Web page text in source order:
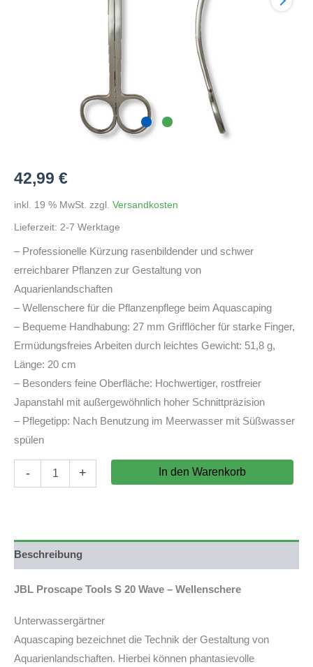
42,99 €
inkl. 19 % MwSt. zzgl. Versandkosten
Lieferzeit: 2-7 Werktage
– Professionelle Kürzung rasenbildender und schwer
erreichbarer Pflanzen zur Gestaltung von
Aquarienlandschaften
– Wellenschere für die Pflanzenpflege beim Aquascaping
– Bequeme Handhabung: 27 mm Grifflöcher für starke Finger,
Ermüdungsfreies Arbeiten durch leichtes Gewicht: 51,8 g,
Länge: 20 cm
– Besonders feine Oberfläche: Hochwertiger, rostfreier
Japanstahl mit außergewöhnlich hoher Schnittpräzision
– Pflegetipp: Nach Benutzung im Meerwasser mit Süßwasser
spülen
-
Proscape
Menge
+ In den Warenkorb
Beschreibung
JBL Proscape Tools S 20 Wave – Wellenschere
Unterwassergärtner
Aquascaping bezeichnet die Technik der Gestaltung von
Aquarienlandschaften. Hierbei können phantasievolle